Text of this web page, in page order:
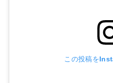
この投稿を